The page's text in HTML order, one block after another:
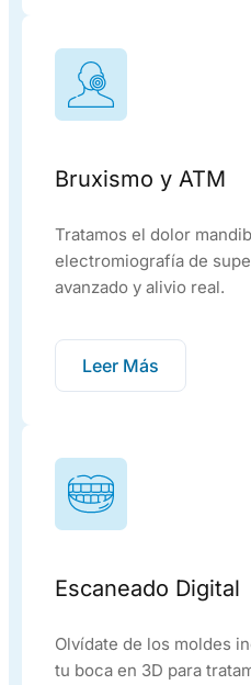
Bruxismo y ATM
Tratamos el dolor
electromiografía de
avanzado y alivio real.
Leer Más
Escaneado Digital
Olvídate de los moldes
tu boca en 3D para